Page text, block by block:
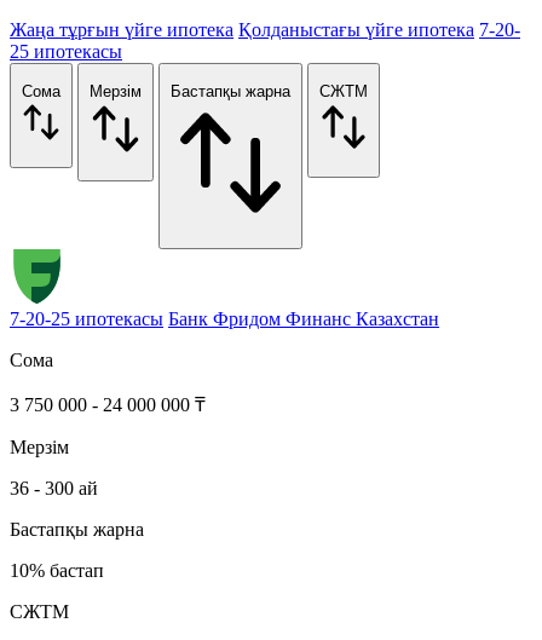
Жаңа тұрғын үйге ипотека Қолданыстағы үйге ипотека 7-20-
25 ипотекасы
Сома Мерзім Бастапқы жарна СЖТМ
7-20-25 ипотекасы Банк Фридом Финанс Казахстан
Сома
3 750 000 - 24 000 000 ₸
Мерзім
36 - 300 ай
Бастапқы жарна
10% бастап
СЖТМ